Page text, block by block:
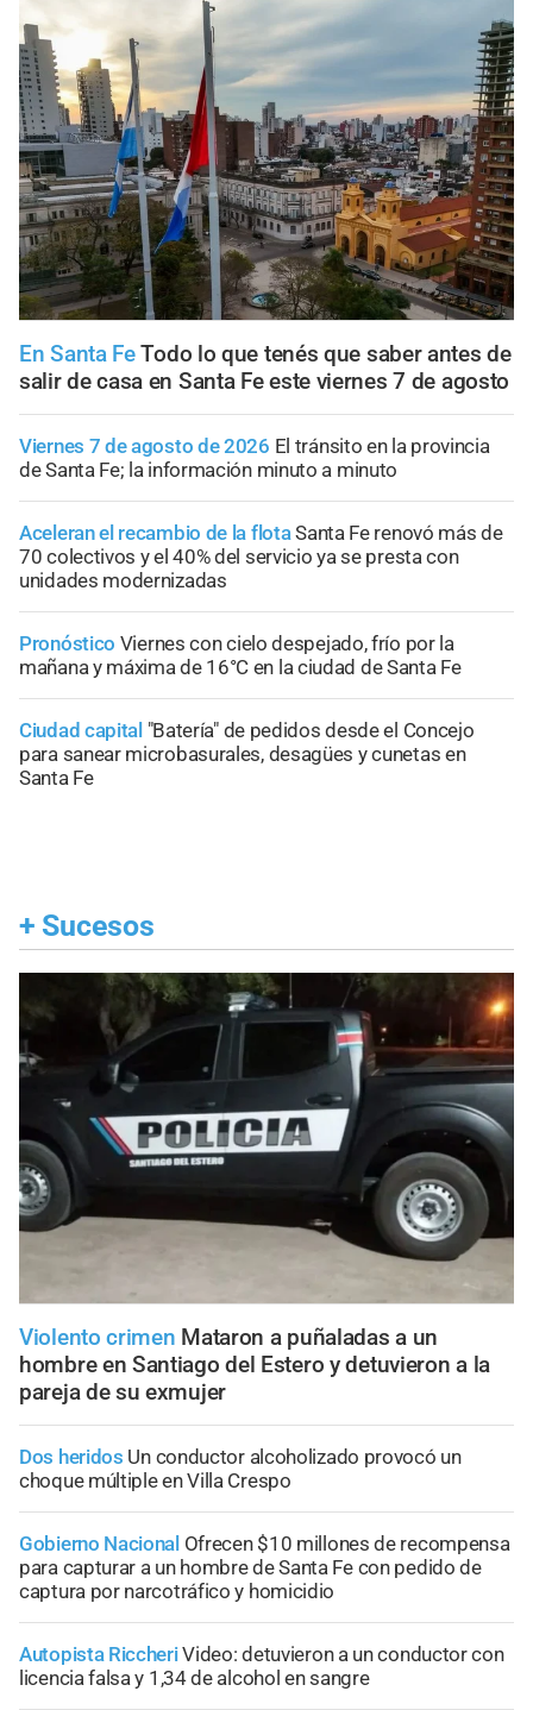
En Santa FeTodo lo que tenés que saber antes de
salir de casa en Santa Fe este viernes 7 de agosto
Viernes 7 de agosto de 2026 El tránsito en la provincia
de Santa Fe; la información minuto a minuto
Aceleran el recambio de la flotaSanta Fe renovó más de
70 colectivos y el 40% del servicio ya se presta con
unidades modernizadas
Pronóstico Viernes con cielo despejado, frío por la
mañana y máxima de 16°C en la ciudad de Santa Fe
Ciudad capital "Batería" de pedidos desde el Concejo
para sanear microbasurales, desagües y cunetas en
Santa Fe
+ Sucesos
Violento crimen Mataron a puñaladas a un
hombre en Santiago del Estero y detuvieron a la
pareja de su exmujer
Dos heridos Un conductor alcoholizado provocó un
choque múltiple en Villa Crespo
Gobierno Nacional Ofrecen $10 millones de recompensa
para capturar a un hombre de Santa Fe con pedido de
captura por narcotráfico y homicidio
Autopista RiccheriVideo: detuvieron a un conductor con
licencia falsa y 1,34 de alcohol en sangre